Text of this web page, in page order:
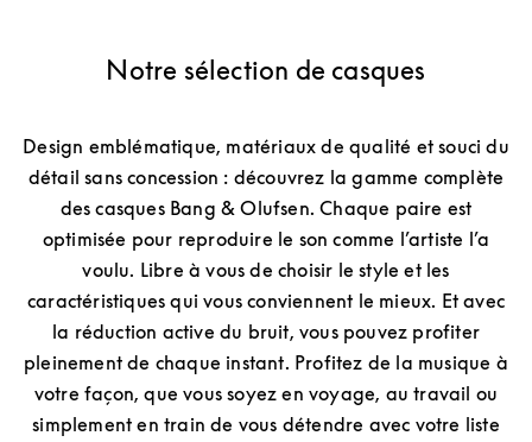
Notre sélection de casques
Design emblématique, matériaux de qualité et souci du
détail sans concession : découvrez la gamme complète
des casques Bang & Olufsen. Chaque paire est
optimisée pour reproduire le son comme l’artiste l’a
voulu. Libre à vous de choisir le style et les
caractéristiques qui vous conviennent le mieux. Et avec
la réduction active du bruit, vous pouvez profiter
pleinement de chaque instant. Profitez de la musique à
votre façon, que vous soyez en voyage, au travail ou
simplement en train de vous détendre avec votre liste